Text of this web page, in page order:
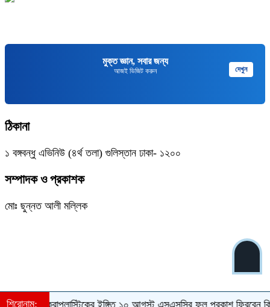
শিরোনাম:
মাইক্রোপ্লাস্টিকের ইঙ্গিত১০ আগস্ট এসএসসির ফল প্রকাশফিরবেন কি
মুক্ত জ্ঞান, সবার জন্য
আজই ভিজিট করুন দেখুন
ঠিকানা
১ বঙ্গবন্ধু এভিনিউ (৪র্থ তলা) গুলিস্তান ঢাকা- ১২০০
সম্পাদক ও প্রকাশক
মোঃ ছুন্নত আলী মল্লিক